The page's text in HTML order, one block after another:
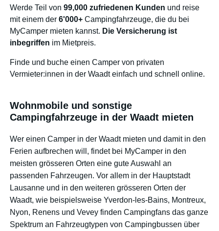
Werde Teil von 99,000 zufriedenen Kunden und reise
mit einem der 6'000+ Campingfahrzeuge, die du bei
MyCamper mieten kannst. Die Versicherung ist
inbegriffen im Mietpreis.
Finde und buche einen Camper von privaten
Vermieter:innen in der Waadt einfach und schnell online.
Wohnmobile und sonstige
Campingfahrzeuge in der Waadt mieten
Wer einen Camper in der Waadt mieten und damit in den
Ferien aufbrechen will, findet bei MyCamper in den
meisten grösseren Orten eine gute Auswahl an
passenden Fahrzeugen. Vor allem in der Hauptstadt
Lausanne und in den weiteren grösseren Orten der
Waadt, wie beispielsweise Yverdon-les-Bains, Montreux,
Nyon, Renens und Vevey finden Campingfans das ganze
Spektrum an Fahrzeugtypen von Campingbussen über